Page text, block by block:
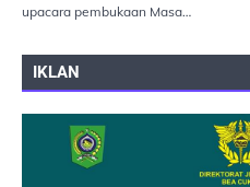
upacara pembukaan Masa…
IKLAN